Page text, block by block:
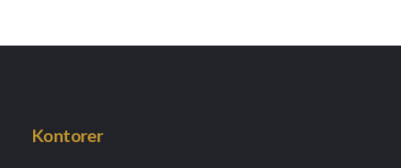
Kontorer